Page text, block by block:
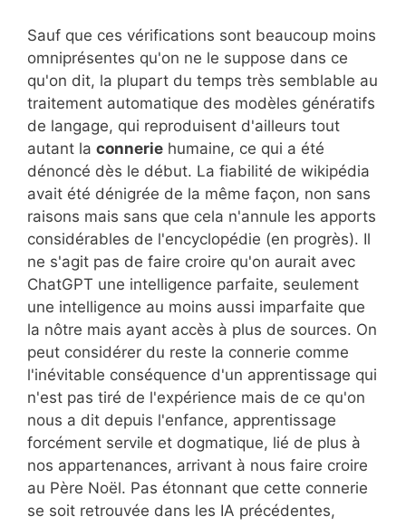
Sauf que ces vérifications sont beaucoup moins
omniprésentes qu'on ne le suppose dans ce
qu'on dit, la plupart du temps très semblable au
traitement automatique des modèles génératifs
de langage, qui reproduisent d'ailleurs tout
autant la connerie humaine, ce qui a été
dénoncé dès le début. La fiabilité de wikipédia
avait été dénigrée de la même façon, non sans
raisons mais sans que cela n'annule les apports
considérables de l'encyclopédie (en progrès). Il
ne s'agit pas de faire croire qu'on aurait avec
ChatGPT une intelligence parfaite, seulement
une intelligence au moins aussi imparfaite que
la nôtre mais ayant accès à plus de sources. On
peut considérer du reste la connerie comme
l'inévitable conséquence d'un apprentissage qui
n'est pas tiré de l'expérience mais de ce qu'on
nous a dit depuis l'enfance, apprentissage
forcément servile et dogmatique, lié de plus à
nos appartenances, arrivant à nous faire croire
au Père Noël. Pas étonnant que cette connerie
se soit retrouvée dans les IA précédentes,